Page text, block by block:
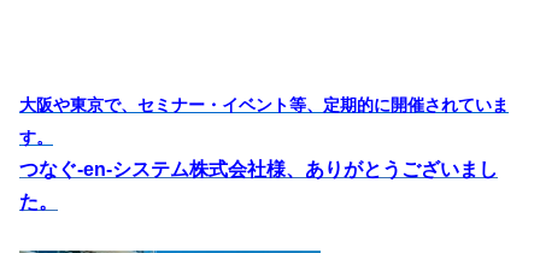
大阪や東京で、セミナー・イベント等、定期的に開催されていま
す。
つなぐ-en-システム株式会社様、ありがとうございまし
た。